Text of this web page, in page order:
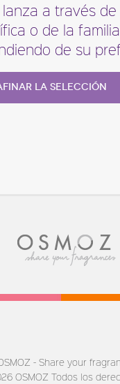
lanza a través
o de la
de su
la selección
- Share your
OSMOZ Todos los